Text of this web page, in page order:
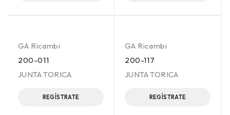
GA Ricambi
200-011
JUNTA TORICA
REGÍSTRATE
GA Ricambi
200-117
JUNTA TORICA
REGÍSTRATE